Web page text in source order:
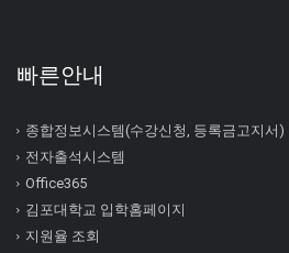
빠른안내
종합정보시스템(수강신청, 등록금고지서)
전자출석시스템
Office365
김포대학교 입학홈페이지
지원율 조회